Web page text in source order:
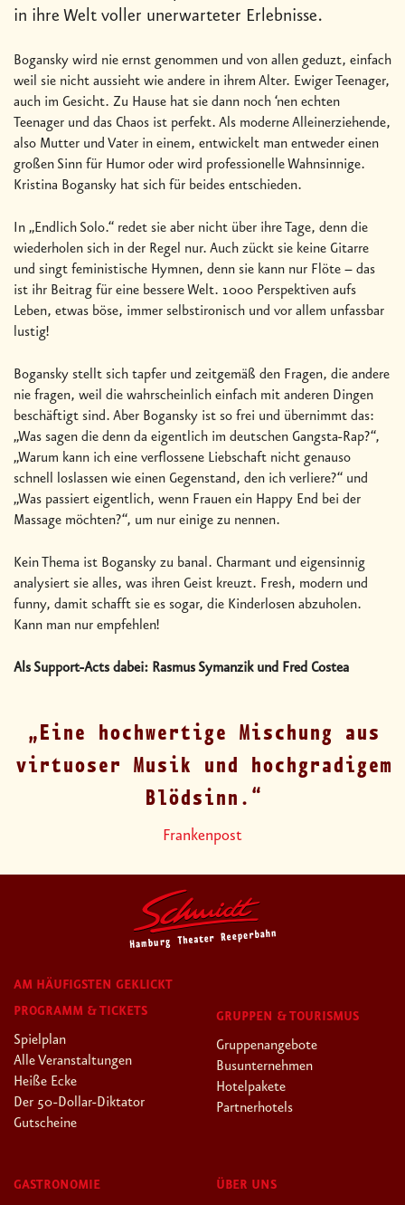
in ihre Welt voller unerwarteter Erlebnisse.
Bogansky wird nie ernst genommen und von allen geduzt, einfach
weil sie nicht aussieht wie andere in ihrem Alter. Ewiger Teenager,
auch im Gesicht. Zu Hause hat sie dann noch ‘nen echten
Teenager und das Chaos ist perfekt. Als moderne Alleinerziehende,
also Mutter und Vater in einem, entwickelt man entweder einen
großen Sinn für Humor oder wird professionelle Wahnsinnige.
Kristina Bogansky hat sich für beides entschieden.
In „Endlich Solo.“ redet sie aber nicht über ihre Tage, denn die
wiederholen sich in der Regel nur. Auch zückt sie keine Gitarre
und singt feministische Hymnen, denn sie kann nur Flöte – das
ist ihr Beitrag für eine bessere Welt. 1000 Perspektiven aufs
Leben, etwas böse, immer selbstironisch und vor allem unfassbar
lustig!
Bogansky stellt sich tapfer und zeitgemäß den Fragen, die andere
nie fragen, weil die wahrscheinlich einfach mit anderen Dingen
beschäftigt sind. Aber Bogansky ist so frei und übernimmt das:
„Was sagen die denn da eigentlich im deutschen Gangsta-Rap?“,
„Warum kann ich eine verflossene Liebschaft nicht genauso
schnell loslassen wie einen Gegenstand, den ich verliere?“ und
„Was passiert eigentlich, wenn Frauen ein Happy End bei der
Massage möchten?“, um nur einige zu nennen.
Kein Thema ist Bogansky zu banal. Charmant und eigensinnig
analysiert sie alles, was ihren Geist kreuzt. Fresh, modern und
funny, damit schafft sie es sogar, die Kinderlosen abzuholen.
Kann man nur empfehlen!
Als Support-Acts dabei: Rasmus Symanzik und Fred Costea
Eine hochwertige Mischung aus
virtuoser Musik und hochgradigem
Blödsinn.
Frankenpost
AM HÄUFIGSTEN GEKLICKT
PROGRAMM & TICKETS
Spielplan
Alle Veranstaltungen
Heiße Ecke
Der 50-Dollar-Diktator
Gutscheine
GRUPPEN & TOURISMUS
Gruppenangebote
Busunternehmen
Hotelpakete
Partnerhotels
GASTRONOMIE ÜBER UNS